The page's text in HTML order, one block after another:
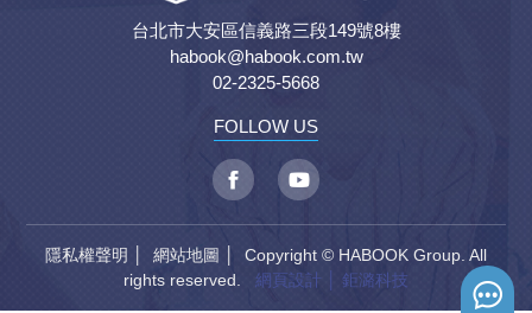
台北市大安區信義路三段149號8樓
habook@habook.com.tw
02-2325-5668
FOLLOW US
隱私權聲明 網站地圖
│ Copyright © HABOOK Group. All
rights reserved. 網頁設計 │ 鉅潞科技